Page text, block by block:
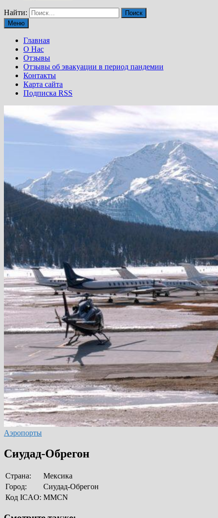
Найти:
Меню
Главная
О Нас
Отзывы
Отзывы об эвакуации в период пандемии
Контакты
Карта сайта
Подписка RSS
Аэропорты
Сиудад-Обрегон
Страна:
Мексика
Город:
Сиудад-Обрегон
Код ICAO: MMCN